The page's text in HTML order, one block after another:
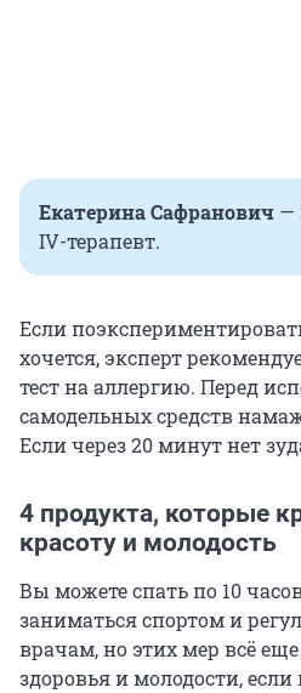
Екатерина Сафранович —
IV-терапевт.
Если
хочется, эксперт
тест на аллергию. Перед
самодельных средств
Если через 20 минут нет
4 продукта, которые
красоту и молодость
Вы можете спать по 10
заниматься спортом и
врачам, но этих мер всё
здоровья и молодости,